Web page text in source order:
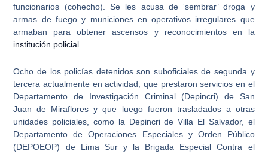
funcionarios (cohecho). Se les acusa de ‘sembrar’ droga y
armas de fuego y municiones en operativos irregulares que
armaban para obtener ascensos y reconocimientos en la
institución policial
Ocho de los policías detenidos son suboficiales de segunda y
tercera actualmente en actividad, que prestaron servicios en el
Departamento de Investigación Criminal (Depincri) de San
Juan de Miraflores y que luego fueron trasladados a otras
unidades policiales, como la Depincri de Villa El Salvador, el
Departamento de Operaciones Especiales y Orden Público
(DEPOEOP) de Lima Sur y la Brigada Especial Contra el